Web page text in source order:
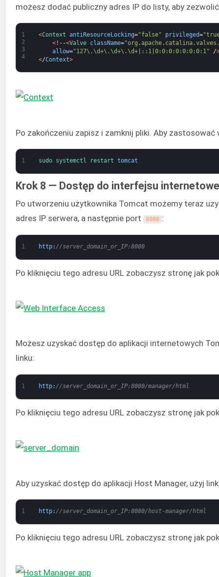
możesz dodać publiczny adres IP do listy, aby
1
2
3
4
<Context antiResourceLocking="false" privileged=
<! --<Valve className=
allow="127\.\d+\.\d+\.\d+|::1|0:0:0:0:0:0:0:1" /
</Context>
Po zakończeniu zapisz i zamknij pliki. Aby
1 sudo systemctl restart tomcat
Krok 8 — Dostęp do interfejsu
Po utworzeniu użytkownika Tomcat możemy teraz
adres IP serwera, a następnie port
8080 :
1 http: //server_domain_or_IP:8080
Po kliknięciu tego adresu URL zobaczysz stronę jak
Możesz uzyskać dostęp do aplikacji internetowych
linku:
1 http: //server_domain_or_IP:8080/manager/html
Po kliknięciu tego adresu URL zobaczysz stronę jak
Aby uzyskać dostęp do aplikacji Host Manager, użyj
1 http: //server_domain_or_IP:8080/host-manager/html
Po kliknięciu tego adresu URL zobaczysz stronę jak